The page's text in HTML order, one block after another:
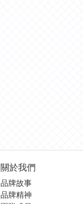
關於我們
品牌故事
品牌精神